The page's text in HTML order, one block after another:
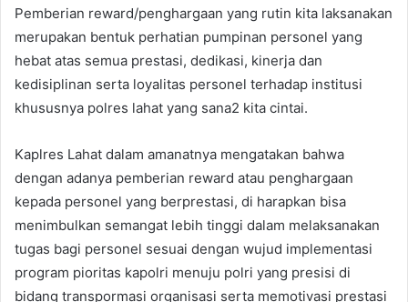
Pemberian reward/penghargaan yang rutin kita laksanakan
merupakan bentuk perhatian pumpinan personel yang
hebat atas semua prestasi, dedikasi, kinerja dan
kedisiplinan serta loyalitas personel terhadap institusi
khususnya polres lahat yang sana2 kita cintai.
Kaplres Lahat dalam amanatnya mengatakan bahwa
dengan adanya pemberian reward atau penghargaan
kepada personel yang berprestasi, di harapkan bisa
menimbulkan semangat lebih tinggi dalam melaksanakan
tugas bagi personel sesuai dengan wujud implementasi
program pioritas kapolri menuju polri yang presisi di
bidang transpormasi organisasi serta memotivasi prestasi